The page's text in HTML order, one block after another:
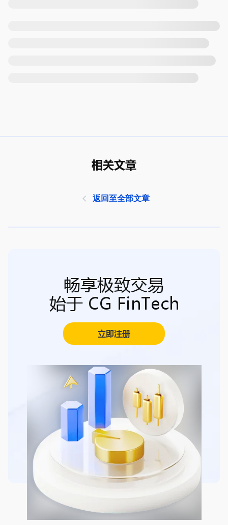
相关文章
返回至全部文章
畅享极致交易
始于 CG FinTech
立即注册